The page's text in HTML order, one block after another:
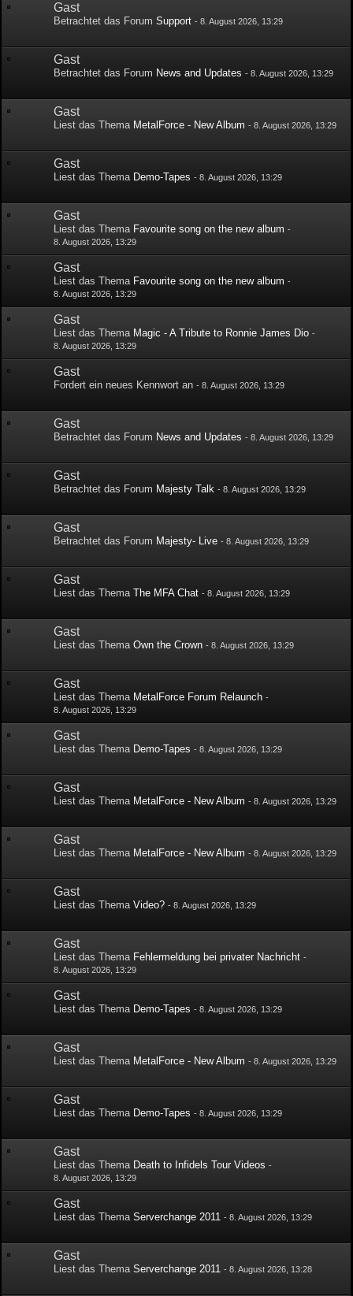
Gast
Betrachtet das ForumSupport -8. August 2026, 13:29
Gast
Betrachtet das Forum News and Updates -8. August 2026, 13:29
Gast
Liest das Thema MetalForce - New Album -8. August 2026, 13:29
Gast
Liest das Thema Demo-Tapes -8. August 2026, 13:29
Gast
Liest das Thema Favourite song on the new album -
8. August 2026, 13:29
Gast
Liest das Thema Favourite song on the new album -
8. August 2026, 13:29
Gast
Liest das Thema Magic - A Tribute to Ronnie James Dio -
8. August 2026, 13:29
Gast
Fordert ein neues Kennwort an-8. August 2026, 13:29
Gast
Betrachtet das Forum News and Updates -8. August 2026, 13:29
Gast
Betrachtet das Forum Majesty Talk -8. August 2026, 13:29
Gast
Betrachtet das Forum Majesty- Live -8. August 2026, 13:29
Gast
Liest das ThemaThe MFA Chat -8. August 2026, 13:29
Gast
Liest das ThemaOwn the Crown -8. August 2026, 13:29
Gast
Liest das Thema MetalForce Forum Relaunch -
8. August 2026, 13:29
Gast
Liest das Thema Demo-Tapes -8. August 2026, 13:29
Gast
Liest das Thema MetalForce - New Album -8. August 2026, 13:29
Gast
Liest das Thema MetalForce - New Album -8. August 2026, 13:29
Gast
Liest das ThemaVideo? -8. August 2026, 13:29
Gast
Liest das Thema Fehlermeldung bei privater Nachricht -
8. August 2026, 13:29
Gast
Liest das Thema Demo-Tapes -8. August 2026, 13:29
Gast
Liest das Thema MetalForce - New Album -8. August 2026, 13:29
Gast
Liest das Thema Demo-Tapes -8. August 2026, 13:29
Gast
Liest das Thema Death to Infidels Tour Videos -
8. August 2026, 13:29
Gast
Liest das ThemaServerchange 2011 -8. August 2026, 13:29
Gast
Liest das ThemaServerchange 2011 -8. August 2026, 13:28